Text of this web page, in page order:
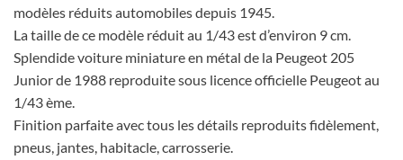
modèles réduits automobiles depuis 1945.
La taille de ce modèle réduit au 1/43 est d’environ 9 cm.
Splendide voiture miniature en métal de la Peugeot 205
Junior de 1988 reproduite sous licence officielle Peugeot au
1/43 ème.
Finition parfaite avec tous les détails reproduits fidèlement,
pneus, jantes, habitacle, carrosserie.